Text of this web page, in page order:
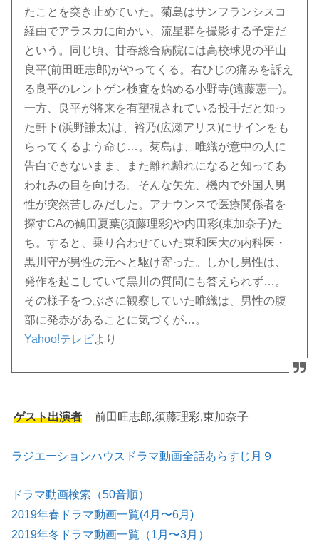
たことを突き止めていた。菊島はサンフランシスコ
経由でアラスカに向かい、流星群を撮影する予定だ
という。同じ頃、甘春総合病院には高校球児の平山
良平(前田旺志郎)がやってくる。右ひじの痛みを訴え
る良平のレントゲン検査を始める小野寺(遠藤憲一)。
一方、良平が将来を有望視されている投手だと知っ
た軒下(浜野謙太)は、裕乃(広瀬アリス)にサインをも
らってくるよう命じ…。菊島は、唯織が意中の人に
告白できないまま、また離れ離れになると知ってあ
われみの目を向ける。そんな矢先、機内で外国人男
性が突然苦しみだした。アナウンスで医療関係者を
探すCAの鶴田夏葉(須藤理彩)や内田彩(東加奈子)た
ち。すると、乗り合わせていた東和医大の内科医・
黒川守が男性の元へと駆け寄った。しかし男性は、
発作を起こしていて黒川の質問にも答えられず…。
その様子をつぶさに観察していた唯織は、男性の腹
部に発赤があることに気づくが…。
Yahoo!テレビより
ゲスト出演者 前田旺志郎,須藤理彩,東加奈子
ラジエーションハウスドラマ動画全話あらすじ月９
ドラマ動画検索（50音順）
2019年春ドラマ動画一覧(4月〜6月)
2019年冬ドラマ動画一覧（1月〜3月）